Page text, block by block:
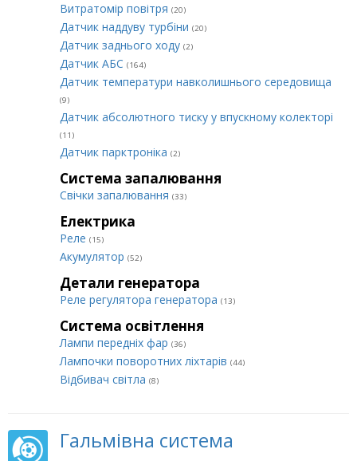
Витратомір повітря (20)
Датчик наддуву турбіни (20)
Датчик заднього ходу (2)
Датчик АБС (164)
Датчик температури навколишнього середовища
(9)
Датчик абсолютного тиску у впускному колекторі
(11)
Датчик парктроніка (2)
Система запалювання
Свічки запалювання (33)
Електрика
Реле (15)
Акумулятор (52)
Детали генератора
Реле регулятора генератора (13)
Система освітлення
Лампи передніх фар (36)
Лампочки поворотних ліхтарів (44)
Відбивач світла (8)
Гальмівна система